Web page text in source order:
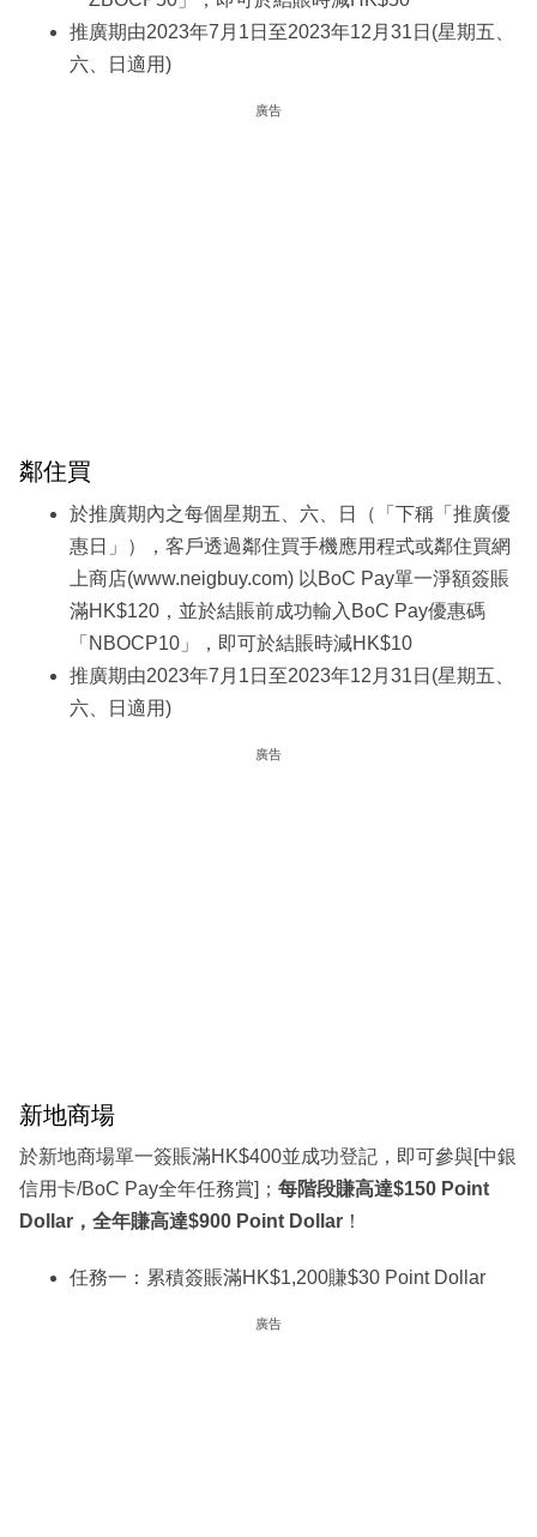
推廣期由2023年7月1日至2023年12月31日(星期五、
六、日適用)
廣告
鄰住買
於推廣期內之每個星期五、六、日（「下稱「推廣優
惠日」），客戶透過鄰住買手機應用程式或鄰住買網
上商店(www.neigbuy.com) 以BoC Pay單一淨額簽賬
滿HK$120，並於結賬前成功輸入BoC Pay優惠碼
「NBOCP10」，即可於結賬時減HK$10
推廣期由2023年7月1日至2023年12月31日(星期五、
六、日適用)
廣告
新地商場
於新地商場單一簽賬滿HK$400並成功登記，即可參與[中銀
信用卡/BoC Pay全年任務賞]； 每階段賺高達$150 Point
Dollar，全年賺高達$900 Point Dollar ！
任務一：累積簽賬滿HK$1,200賺$30 Point Dollar
廣告